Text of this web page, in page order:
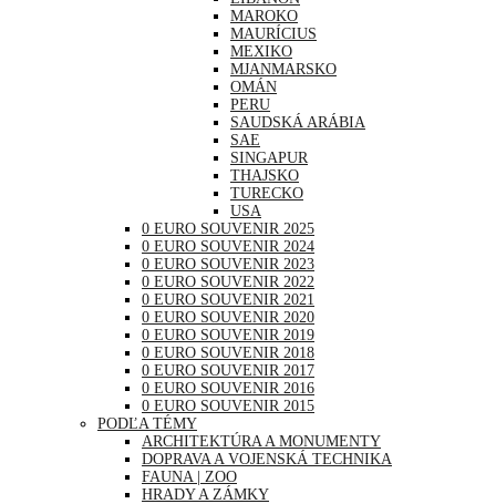
MAROKO
MAURÍCIUS
MEXIKO
MJANMARSKO
OMÁN
PERU
SAUDSKÁ ARÁBIA
SAE
SINGAPUR
THAJSKO
TURECKO
USA
0 EURO SOUVENIR 2025
0 EURO SOUVENIR 2024
0 EURO SOUVENIR 2023
0 EURO SOUVENIR 2022
0 EURO SOUVENIR 2021
0 EURO SOUVENIR 2020
0 EURO SOUVENIR 2019
0 EURO SOUVENIR 2018
0 EURO SOUVENIR 2017
0 EURO SOUVENIR 2016
0 EURO SOUVENIR 2015
PODĽA TÉMY
ARCHITEKTÚRA A MONUMENTY
DOPRAVA A VOJENSKÁ TECHNIKA
FAUNA | ZOO
HRADY A ZÁMKY